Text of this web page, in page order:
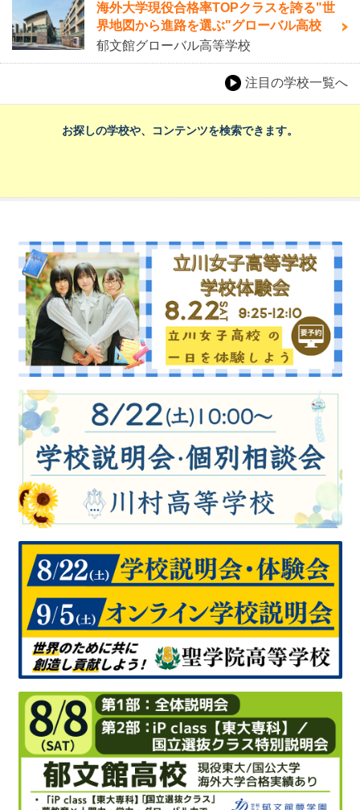
海外大学現役合格率TOPクラスを誇る"世
界地図から進路を選ぶ"グローバル高校
郁文館グローバル高等学校
注目の学校一覧へ
お探しの学校や、コンテンツを検索できます。